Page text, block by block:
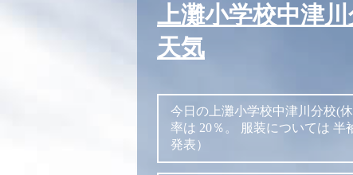
上灘小学校中津
天気
今日の上灘小学校中津川分校(
率は 20％。 服装については 半
発表）